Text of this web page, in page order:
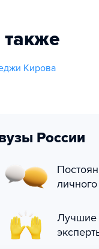
Кирова
России
Лучшие